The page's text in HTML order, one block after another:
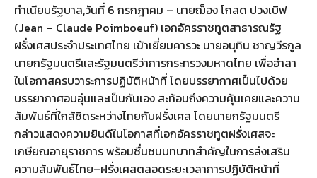
ทำเนียบรัฐบาล,วันที่ 6 กรกฎาคม – นายฌ็อง โกลด ปวงเบิฟ
(Jean – Claude Poimboeuf) เอกอัครราชทูตสาธารณรัฐ
ฝรั่งเศสประจำประเทศไทย เข้าเยี่ยมคารวะ นายอนุทิน ชาญวีรกูล
นายกรัฐมนตรีและรัฐมนตรีว่าการกระทรวงมหาดไทย เพื่ออำลา
ในโอกาสครบวาระการปฏิบัติหน้าที่ โดยบรรยากาศเป็นไปด้วย
บรรยากาศอบอุ่นและเป็นกันเอง สะท้อนถึงความคุ้นเคยและความ
สัมพันธ์ที่ใกล้ชิดระหว่างไทยกับฝรั่งเศส โดยนายกรัฐมนตรี
กล่าวแสดงความยินดีในโอกาสที่เอกอัครราชทูตฝรั่งเศสจะ
เกษียณอายุราชการ พร้อมชื่นชมบทบาทสำคัญในการส่งเสริม
ความสัมพันธ์ไทย–ฝรั่งเศสตลอดระยะเวลาการปฏิบัติหน้าที่